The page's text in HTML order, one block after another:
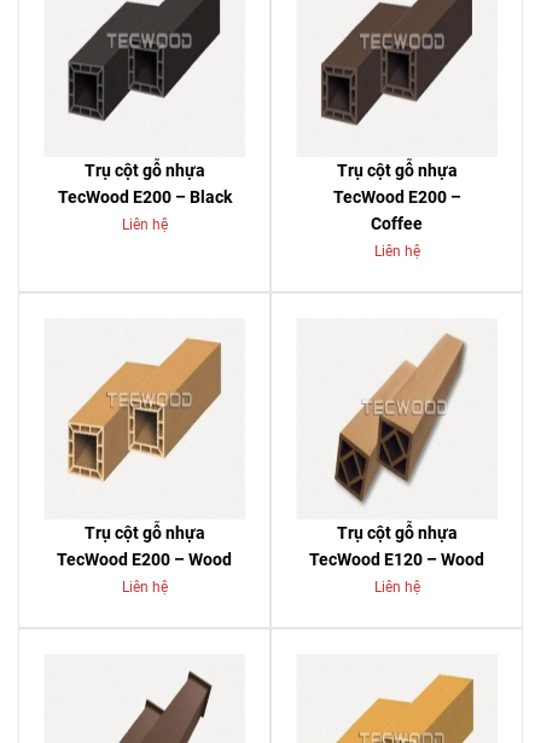
Trụ cột gỗ nhựa
TecWood E200 – Black
Liên hệ
Trụ cột gỗ nhựa
TecWood E200 –
Coffee
Liên hệ
Trụ cột gỗ nhựa
TecWood E200 – Wood
Liên hệ
Trụ cột gỗ nhựa
TecWood E120 – Wood
Liên hệ